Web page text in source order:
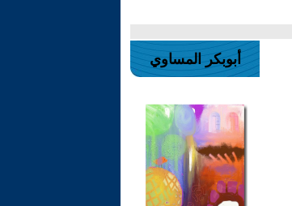
أبوبكر المساوي